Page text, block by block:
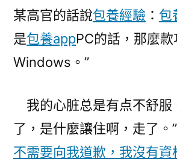
某高官的話說包養經驗 ： 包
是包養appPC的話，那麼
Windows。”
我的心脏总是有点不舒服
了，是什麼讓住啊，走了
不需要向我道歉，我沒有資